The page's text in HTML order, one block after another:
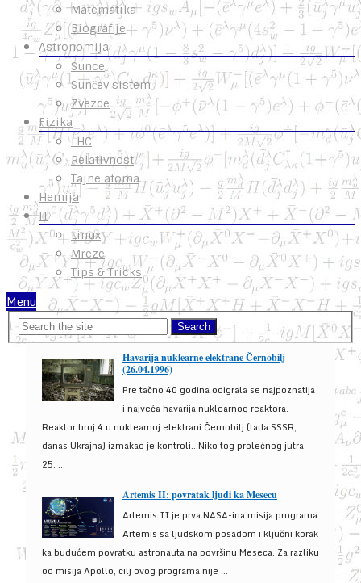
Matematika
Biografije
Astronomija
Sunce
Sunčev sistem
Zvezde
Fizika
LHC
Relativnost
Tajne atoma
Hemija
IT
Linux
Mreze
Tips & Tricks
Menu
Havarija nuklearne elektrane Černobilj
(26.04.1996)
Pre tačno 40 godina odigrala se najpoznatija
i najveća havarija nuklearnog reaktora.
Reaktor broj 4 u nuklearnoj elektrani Černobilj (tada SSSR,
danas Ukrajna) izmakao je kontroli...Niko tog prolećnog jutra
25. ...
Artemis II: povratak ljudi ka Mesecu
Artemis II je prva NASA-ina misija programa
Artemis sa ljudskom posadom i ključni korak
ka budućem povratku astronauta na površinu Meseca. Za razliku
od misija Apollo, cilj ovog programa nije ...